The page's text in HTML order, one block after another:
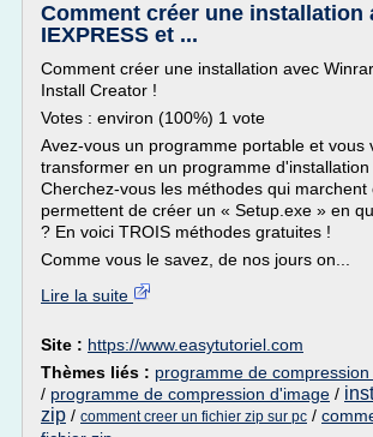
Comment créer une installation
IEXPRESS et ...
Comment créer une installation avec
Install Creator !
Votes : environ (100%) 1 vote
Avez-vous un programme portable et vous
transformer en un programme
Cherchez-vous les méthodes qui marchent
permettent de créer un « Setup.exe » en
? En voici TROIS méthodes gratuites !
Comme vous le savez, de nos jours on...
Lire la suite
Site : https://www.easytutoriel.com
Thèmes liés : programme de
/ programme de compression d'image /
zip / comment creer un fichier zip sur pc /